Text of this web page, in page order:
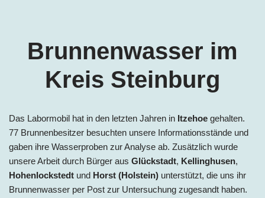
Brunnenwasser im
Kreis Steinburg
Das Labormobil hat in den letzten Jahren in Itzehoe gehalten.
77 Brunnenbesitzer besuchten unsere Informationsstände und
gaben ihre Wasserproben zur Analyse ab. Zusätzlich wurde
unsere Arbeit durch Bürger aus Glückstadt, Kellinghusen,
Hohenlockstedt und Horst (Holstein) unterstützt, die uns ihr
Brunnenwasser per Post zur Untersuchung zugesandt haben.